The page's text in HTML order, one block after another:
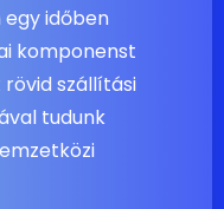
időben
komponenst
szállítási
tudunk